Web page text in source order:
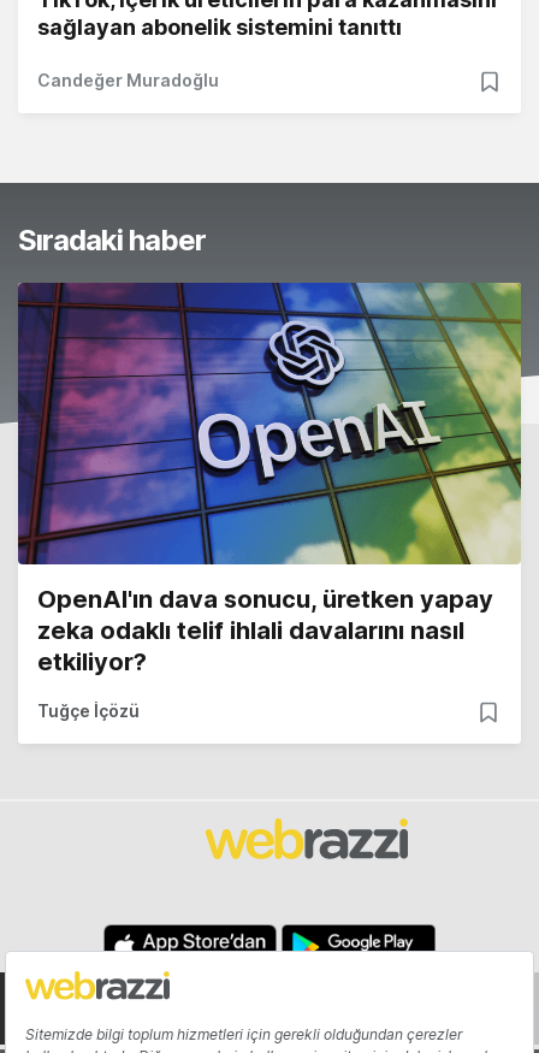
sağlayan abonelik sistemini tanıttı
Candeğer Muradoğlu
Sıradaki haber
OpenAI'ın dava sonucu, üretken yapay
zeka odaklı telif ihlali davalarını nasıl
etkiliyor?
Tuğçe İçözü